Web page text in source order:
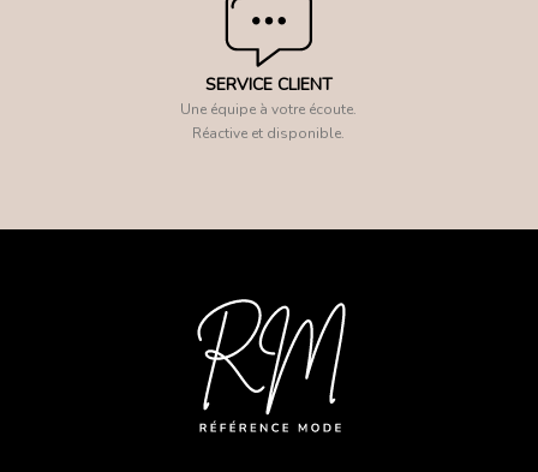
SERVICE CLIENT
Une équipe à votre écoute.
Réactive et disponible.